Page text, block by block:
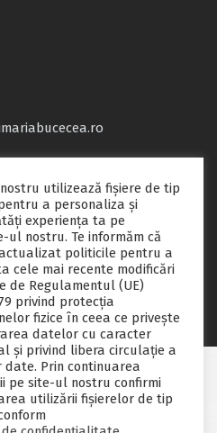
nr.71, județul
nou
Consiliul local
Contact
Fii pregatit
oficial local
utilizează fişiere de tip
a personaliza și
experiența ta pe
ul nostru. Te informăm că
politicile pentru a
cele mai recente modificări
de Regulamentul (UE)
privind protecția
fizice în ceea ce privește
datelor cu caracter
și privind libera circulație a
date. Prin continuarea
pe site-ul nostru confirmi
utilizării fişierelor de tip